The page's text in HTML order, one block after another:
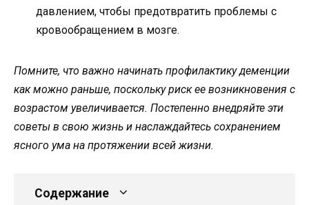
давлением, чтобы предотвратить проблемы с
кровообращением в мозге.
Помните, что важно начинать профилактику деменции
как можно раньше, поскольку риск ее возникновения с
возрастом увеличивается. Постепенно внедряйте эти
советы в свою жизнь и наслаждайтесь сохранением
ясного ума на протяжении всей жизни.
Содержание